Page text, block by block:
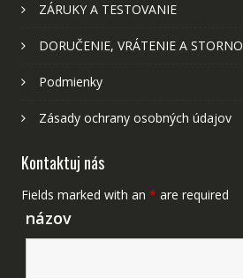
ZÁRUKY A TESTOVANIE
DORUČENIE, VRÁTENIE A STORNO
Podmienky
Zásady ochrany osobných údajov
Kontaktuj nás
Fields marked with an * are required
názov